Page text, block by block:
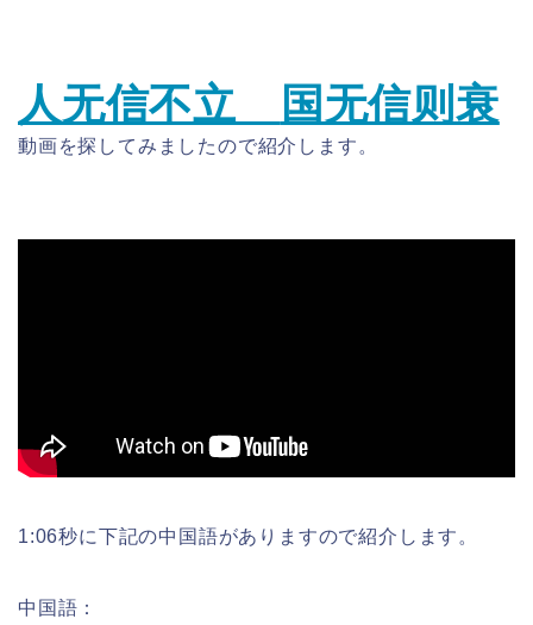
人无信不立 国无信则衰
動画を探してみましたので紹介します。
1:06秒に下記の中国語がありますので紹介します。
中国語：